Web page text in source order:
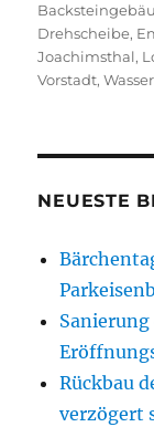
Drehscheibe,
Joachimsthal,
Vorstadt,
NEUESTE
Rückbau
verzögert